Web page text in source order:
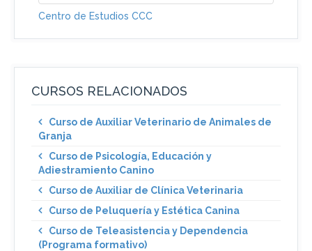
Centro de Estudios CCC
CURSOS RELACIONADOS
Curso de Auxiliar Veterinario de Animales de
Granja
Curso de Psicología, Educación y
Adiestramiento Canino
Curso de Auxiliar de Clínica Veterinaria
Curso de Peluquería y Estética Canina
Curso de Teleasistencia y Dependencia
(Programa formativo)